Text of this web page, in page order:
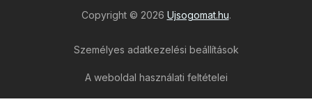
Copyright © 2026 Ujsogomat.hu.
Személyes adatkezelési beállítások
A weboldal használati feltételei